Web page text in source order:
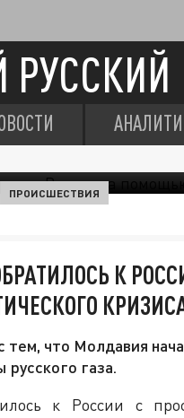
РУССКИЙ
ПРОИСШЕСТВИЯ
К
тем, что Молдавия
газа.
к России с